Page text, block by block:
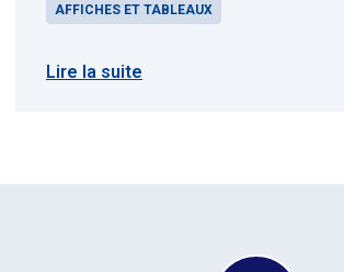
AFFICHES ET TABLEAUX
Lire la suite